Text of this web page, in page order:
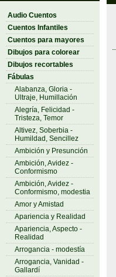
Audio Cuentos
Cuentos Infantiles
Cuentos para mayores
Dibujos para colorear
Dibujos recortables
Fábulas
Alabanza, Gloria -
Ultraje, Humillación
Alegría, Felicidad -
Tristeza, Temor
Altivez, Soberbia -
Humildad, Sencillez
Ambición y Presunción
Ambición, Avidez -
Conformismo
Ambición, Avidez -
Conformismo, modestia
Amor y Amistad
Apariencia y Realidad
Apariencia, Aspecto -
Realidad
Arrogancia - modestía
Arrogancia, Vanidad -
Gallardí